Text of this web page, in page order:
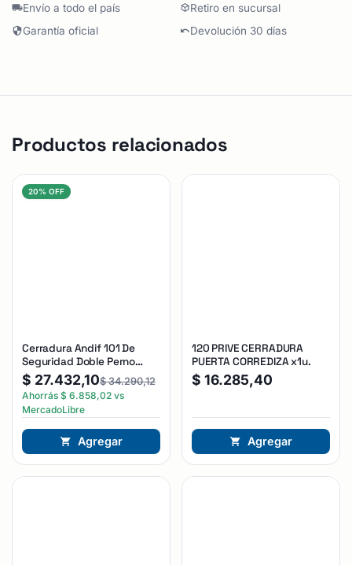
Envío a todo el país
Retiro en sucursal
Garantía oficial
Devolución 30 días
Productos relacionados
20% OFF
Cerradura Andif 101 De
Seguridad Doble Perno
Reforzada Plateado
$ 27.432,10$34.290,12
Ahorrás $ 6.858,02 vs
MercadoLibre
Agregar
120 PRIVE CERRADURA
PUERTA CORREDIZA x1u.
$ 16.285,40
Agregar